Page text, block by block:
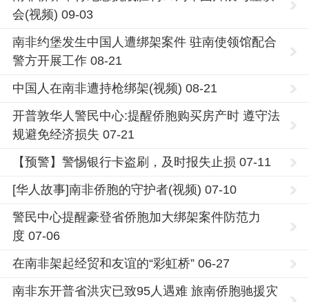
会(视频) 09-03
南非约堡发生中国人遭绑架案件 驻南使领馆配合
警方开展工作 08-21
中国人在南非遭持枪绑架(视频) 08-21
开普敦华人警民中心:提醒侨胞购买房产时 遵守法
规避免经济损失 07-21
【预警】警惕银行卡盗刷，及时报失止损 07-11
[华人故事]南非侨胞的守护者(视频) 07-10
警民中心提醒豪登省侨胞加大绑架案件防范力
度 07-06
在南非架起经贸和友谊的“彩虹桥” 06-27
南非东开普省洪灾已致95人遇难 旅南侨胞驰援灾